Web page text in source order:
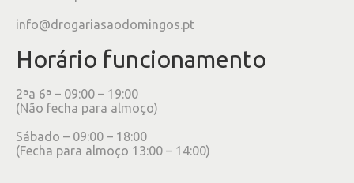
info@drogariasaodomingos.pt
Horário funcionamento
2ªa 6ª – 09:00 – 19:00
(Não fecha para almoço)
Sábado – 09:00 – 18:00
(Fecha para almoço 13:00 – 14:00)